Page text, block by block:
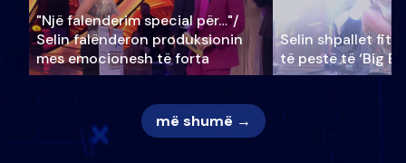
"Një falenderim special për…"/
Selin falënderon produksionin
mes emocionesh të forta
Selin shpallet
të pestë të ‘Big
më shumë →